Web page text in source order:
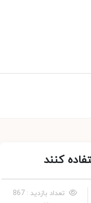
تعداد بازدید : 867